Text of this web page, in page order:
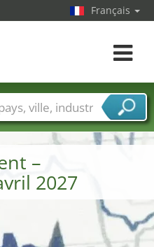
–
2027
Français
Toggle
Secteurs de foire